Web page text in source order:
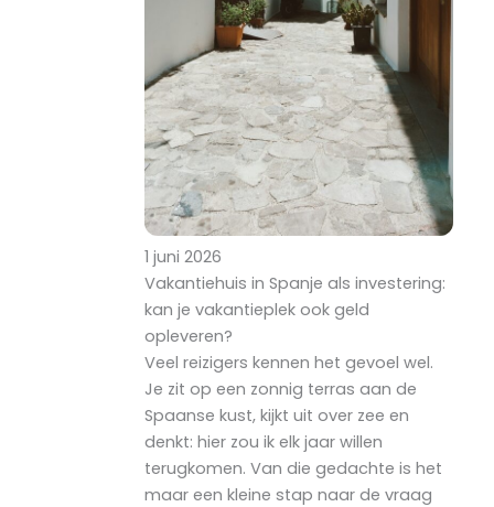
1 juni 2026
Vakantiehuis in Spanje als investering:
kan je vakantieplek ook geld
opleveren?
Veel reizigers kennen het gevoel wel.
Je zit op een zonnig terras aan de
Spaanse kust, kijkt uit over zee en
denkt: hier zou ik elk jaar willen
terugkomen. Van die gedachte is het
maar een kleine stap naar de vraag